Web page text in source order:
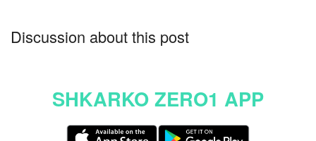
Discussion about this post
SHKARKO ZERO1 APP